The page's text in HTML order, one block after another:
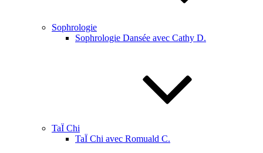
Sophrologie
Sophrologie Dansée avec Cathy D.
TaÏ Chi
TaÏ Chi avec Romuald C.